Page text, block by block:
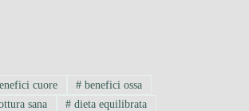
cuore # benefici ossa
sana # dieta equilibrata